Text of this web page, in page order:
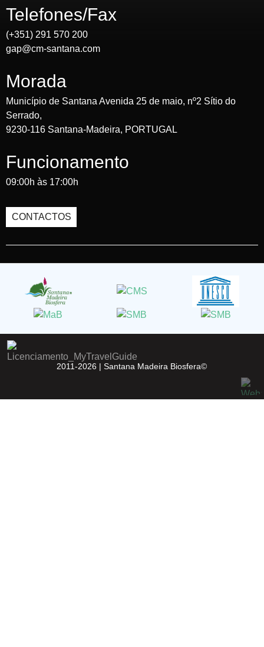
Telefones/Fax
(+351) 291 570 200
gap@cm-santana.com
Morada
Município de Santana Avenida 25 de maio, nº2 Sítio do
Serrado,
9230-116 Santana-Madeira, PORTUGAL
Funcionamento
09:00h às 17:00h
CONTACTOS
2011-2026 |Santana Madeira Biosfera©